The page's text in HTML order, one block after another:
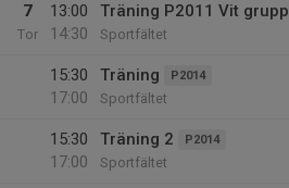
7
Tor
13:00
14:30
Träning P2011 Vit grupp
Sportfältet
15:30
17:00
Träning P2014
Sportfältet
15:30
17:00
Träning 2 P2014
Sportfältet